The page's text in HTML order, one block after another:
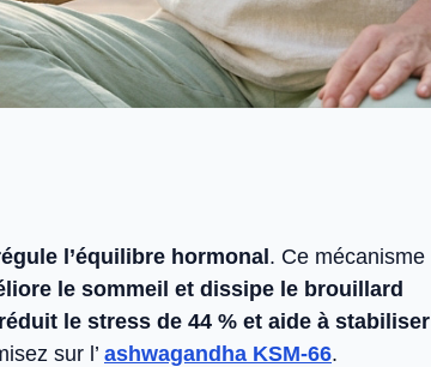
l’équilibre hormonal . Ce mécanisme
le sommeil et dissipe le brouillard
réduit le stress de 44 % et aide à stabiliser
sur l’ ashwagandha KSM-66.